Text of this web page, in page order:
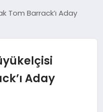
Tom Barrack’ı Aday
Aday